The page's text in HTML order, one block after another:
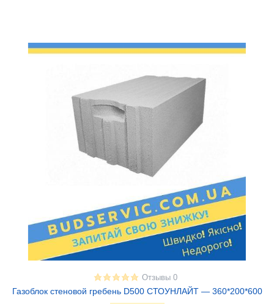
Отзывы 0
Газоблок стеновой гребень D500 СТОУНЛАЙТ — 360*200*600